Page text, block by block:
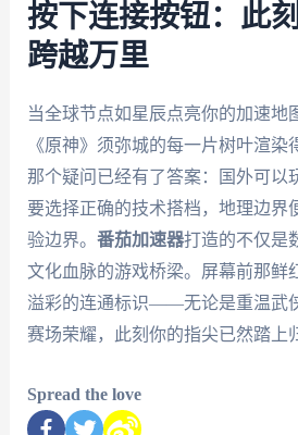
按下连接按钮：此
跨越万里
当全球节点如星辰点亮你的加速地
《原神》须弥城的每一片树叶渲染
那个疑问已经有了答案：国外可以
要选择正确的技术搭档，地理边界
验边界。 番茄加速器打造的不仅是
文化血脉的游戏桥梁。屏幕前那鲜
溢彩的连通标识——无论是重温武
赛场荣耀，此刻你的指尖已然踏上
Spread the love